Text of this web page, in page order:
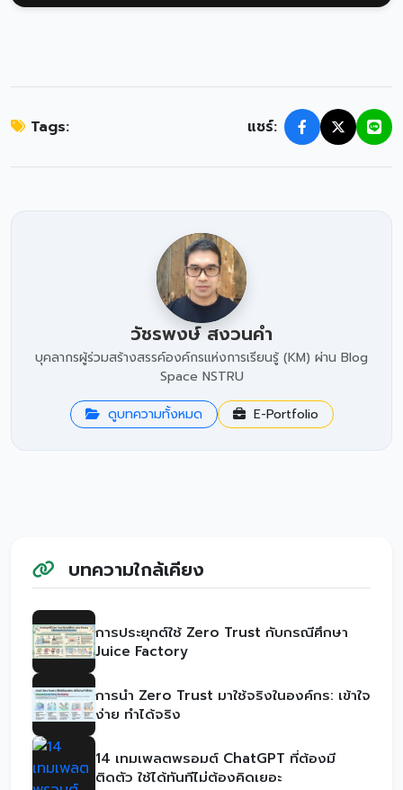
Tags: แชร์:
วัชรพงษ์ สงวนคำ
บุคลากรผู้ร่วมสร้างสรรค์องค์กรแห่งการเรียนรู้ (KM) ผ่าน Blog
Space NSTRU
ดูบทความทั้งหมด
E-Portfolio
บทความใกล้เคียง
การประยุกต์ใช้ Zero Trust กับกรณีศึกษา
Juice Factory
การนำ Zero Trust มาใช้จริงในองค์กร: เข้าใจ
ง่าย ทำได้จริง
14 เทมเพลตพรอมต์ ChatGPT ที่ต้องมี
ติดตัว ใช้ได้ทันทีไม่ต้องคิดเยอะ